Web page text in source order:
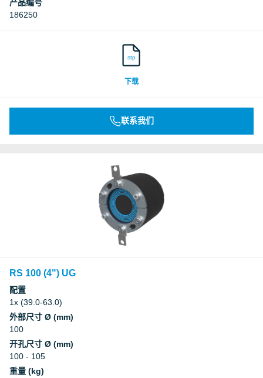
产品编号
186250
stp
下载
联系我们
RS 100 (4") UG
配置
1x (39.0-63.0)
外部尺寸 Ø (mm)
100
开孔尺寸 Ø (mm)
100 - 105
重量 (kg)